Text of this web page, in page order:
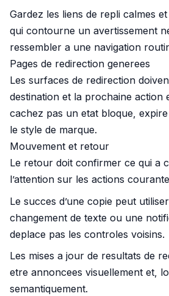
Gardez les liens de repli calmes
qui contourne un avertissement
ressembler a une navigation
Pages de redirection generees
Les surfaces de redirection
destination et la prochaine action
cachez pas un etat bloque,
le style de marque.
Mouvement et retour
Le retour doit confirmer ce qui a
l’attention sur les actions
Le succes d’une copie peut
changement de texte ou une
deplace pas les controles voisins.
Les mises a jour de resultats de
etre annoncees visuellement et,
semantiquement.